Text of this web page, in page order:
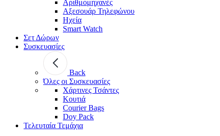
Αριθμομηχανές
Αξεσουάρ Τηλεφώνου
Ηχεία
Smart Watch
Σετ Δώρων
Συσκευασίες
Back
Όλες οι Συσκευασίες
Χάρτινες Τσάντες
Κουτιά
Courier Bags
Doy Pack
Τελευταία Τεμάχια